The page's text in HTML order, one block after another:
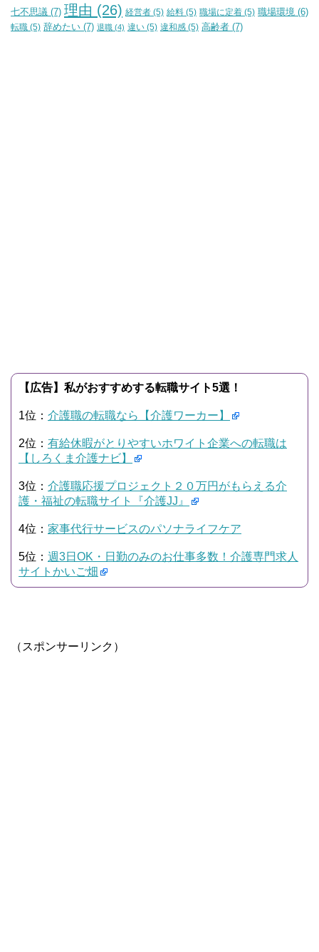
七不思議 (7) 理由 (26) 経営者 (5) 給料 (5) 職場に定着 (5) 職場環境 (6)
転職 (5) 辞めたい (7) 退職 (4) 違い (5) 違和感 (5) 高齢者 (7)
【広告】私がおすすめする転職サイト5選！
1位： 介護職の転職なら【介護ワーカー】
2位： 有給休暇がとりやすいホワイト企業への転職は
【しろくま介護ナビ】
3位： 介護職応援プロジェクト２０万円がもらえる介
護・福祉の転職サイト『介護JJ』
4位： 家事代行サービスのパソナライフケア
5位： 週3日OK・日勤のみのお仕事多数！介護専門求人
サイトかいご畑
（スポンサーリンク）